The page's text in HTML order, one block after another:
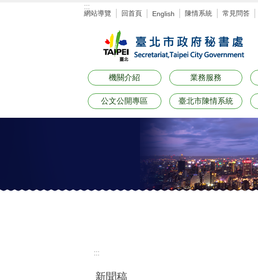
:::
網站導覽 回首頁 English 陳情系統 常見問答
機關介紹 業務服務
公文公開專區 臺北市陳情系統
:::
新聞稿